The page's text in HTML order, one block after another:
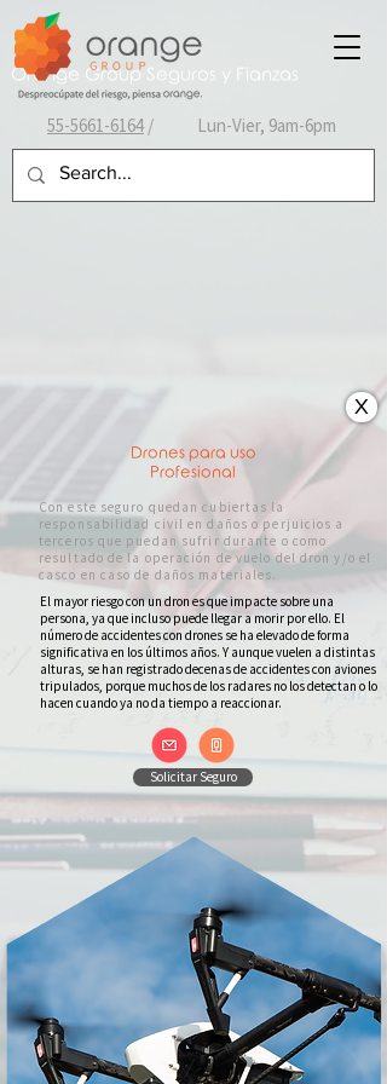
Orange Group Seguros y Fianzas
55-5661-6164/ Lun-Vier, 9am-6pm
Drones para uso
Profesional
El mayor riesgo con un dron es que impacte sobre una
persona, ya que incluso puede llegar a morir por ello. El
número de accidentes con drones se ha elevado de forma
significativa en los últimos años. Y aunque vuelen a distintas
alturas, se han registrado decenas de accidentes con aviones
tripulados, porque muchos de los radares no los detectan o lo
hacen cuando ya no da tiempo a reaccionar.
Con este seguro quedan cubiertas la
responsabilidad civil en daños o perjuicios a
terceros que puedan sufrir durante o como
resultado de la operación de vuelo del dron y/o el
casco en caso de daños materiales.
Solicitar Seguro
X